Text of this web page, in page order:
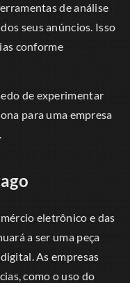
de análise
seus anúncios. Isso
conforme
de experimentar
para uma empresa
eletrônico e das
a ser uma peça
As empresas
como o uso do